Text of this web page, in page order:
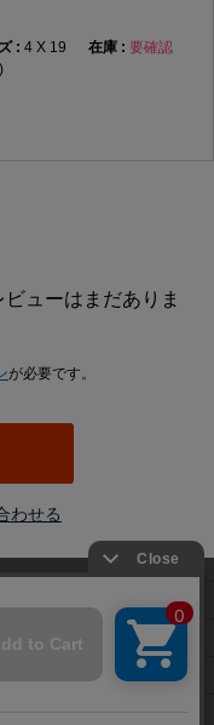
わせる
4 X 19
要確認
ューはまだありま
が必要です。
ンツの最適な提供、ト
用しています。
利用に同意したことも